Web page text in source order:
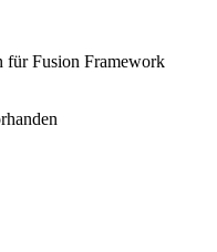
für Fusion Framework